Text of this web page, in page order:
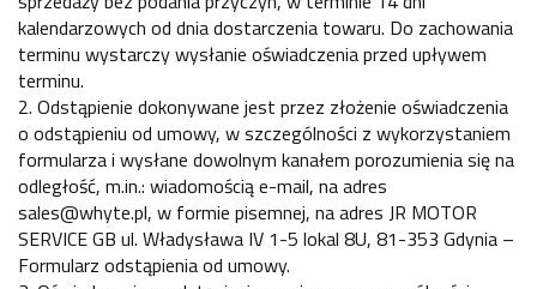
kalendarzowych od dnia dostarczenia towaru. Do zachowania
terminu wystarczy wysłanie oświadczenia przed upływem
terminu.
2. Odstąpienie dokonywane jest przez złożenie oświadczenia
o odstąpieniu od umowy, w szczególności z wykorzystaniem
formularza i wysłane dowolnym kanałem porozumienia się na
odległość, m.in.: wiadomością e-mail, na adres
sales@whyte.pl, w formie pisemnej, na adres JR MOTOR
SERVICE GB ul. Władysława IV 1-5 lokal 8U, 81-353 Gdynia –
Formularz odstąpienia od umowy.